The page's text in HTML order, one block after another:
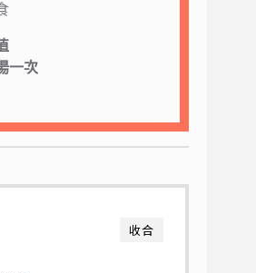
一次
收合